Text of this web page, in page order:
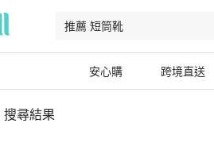
安心購 跨境直送
搜尋結果